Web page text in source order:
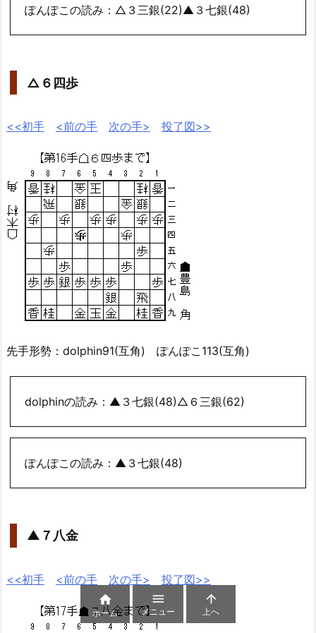
ぽんぽこの読み：△３三銀(22)▲３七銀(48)
△６四歩
<<初手 <前の手 次の手> 投了図>>
先手形勢：dolphin91(互角) ぽんぽこ113(互角)
dolphinの読み：▲３七銀(48)△６三銀(62)
ぽんぽこの読み：▲３七銀(48)
▲７八金
<<初手 <前の手 次の手> 投了図>>

ホーム

メニュー

上へ